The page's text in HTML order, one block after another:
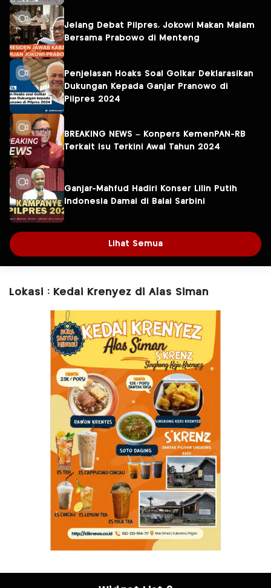
Jelang Debat Pilpres, Jokowi Makan Malam
Bersama Prabowo di Menteng
Penjelasan Hoaks Soal Golkar Deklarasikan
Dukungan Kepada Ganjar Pranowo di
Pilpres 2024
BREAKING NEWS – Konpers KemenPAN-RB
Terkait Isu Terkini Awal Tahun 2024
Ganjar-Mahfud Hadiri Konser Lilin Putih
Indonesia Damai di Balai Sarbini
Lihat Semua
Lokasi : Kedai Krenyez di Alas Siman